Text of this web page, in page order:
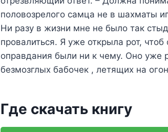
половозрелого самца не в шахматы
Ни разу в жизни мне не было так
провалиться. Я уже открыла рот,
оправдания были ни к чему. Оно уже
безмозглых бабочек , летящих на
Где скачать книгу